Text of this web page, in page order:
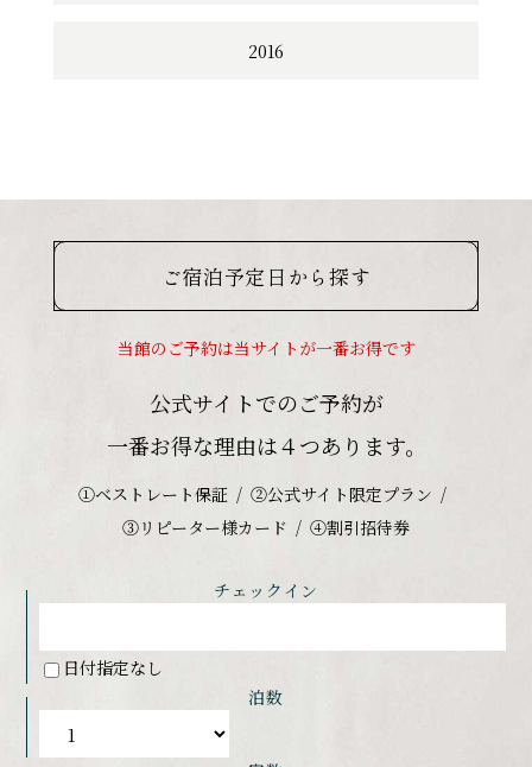
2016
ご宿泊予定日から探す
当館のご予約は当サイトが一番お得です
公式サイトでのご予約が
一番お得な理由は４つあります。
①ベストレート保証
②公式サイト限定プラン
③リピーター様カード
④割引招待券
チェックイン
日付指定なし
泊数